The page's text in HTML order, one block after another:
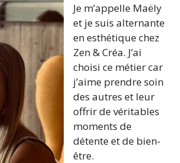
Je m’appelle Maëly
et je suis alternante
en esthétique chez
Zen & Créa. J’ai
choisi ce métier car
j’aime prendre soin
des autres et leur
offrir de véritables
moments de
détente et de bien-
être.